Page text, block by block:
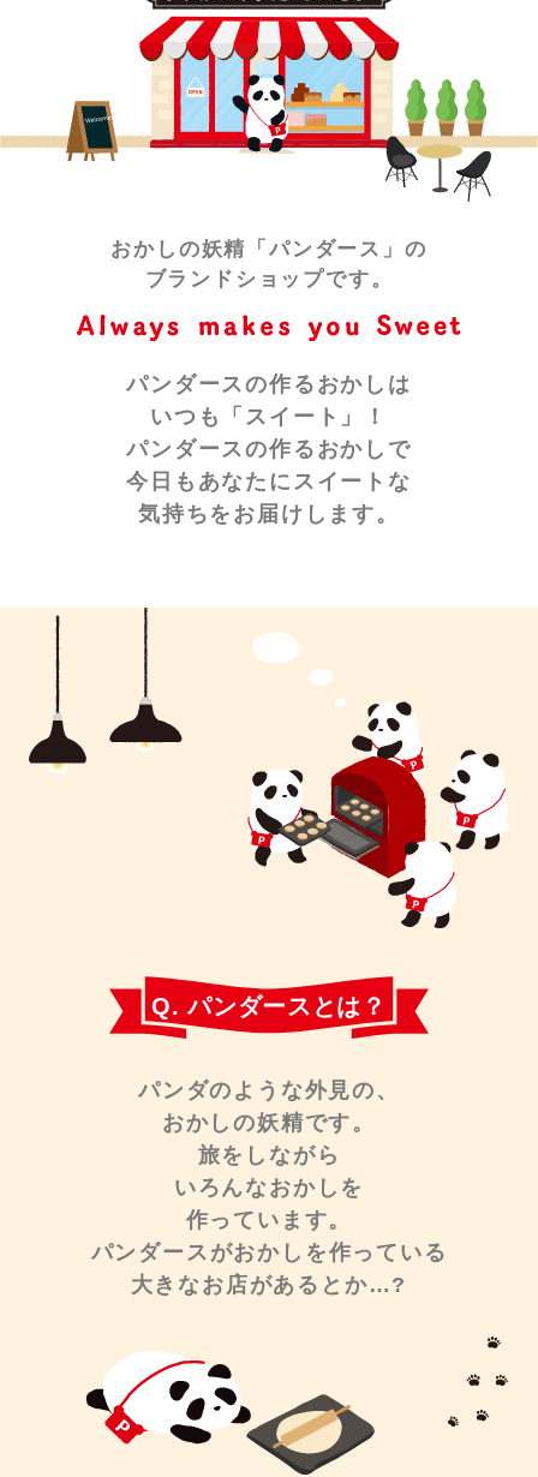
おかしの妖精「パンダース」の
ブランドショップです。
パンダースの作るおかしは
いつも「スイート」！
パンダースの作るおかしで
今日もあなたにスイートな
気持ちをお届けします。
Q. パンダースとは？
パンダのような外見の、
おかしの妖精です。
旅をしながら
いろんなおかしを
作っています。
パンダースがおかしを作っている
大きなお店があるとか…?